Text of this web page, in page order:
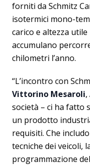
forniti da Schmitz
isotermici mono-
carico e altezza
accumulano
chilometri l’anno.
“L’incontro con
Vittorino Mesaroli
società – ci ha fatto
un prodotto
requisiti. Che
tecniche dei veicoli,
programmazione